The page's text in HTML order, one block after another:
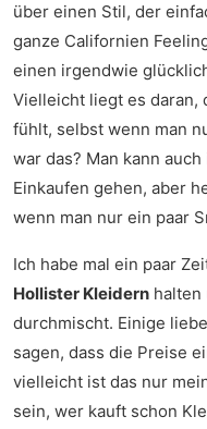
über einen Stil, der
ganze Californien
einen irgendwie
Vielleicht liegt es daran,
fühlt, selbst wenn man
war das? Man kann
Einkaufen gehen, aber
wenn man nur ein paar
Ich habe mal ein paar
Hollister Kleidern halten
durchmischt. Einige
sagen, dass die Preise
vielleicht ist das nur
sein, wer kauft schon